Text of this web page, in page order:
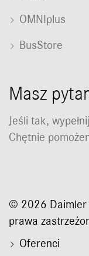
OMNIplus
BusStore
Masz
Jeśli tak,
Chętnie
© 2026 Daimler
prawa
Oferenci